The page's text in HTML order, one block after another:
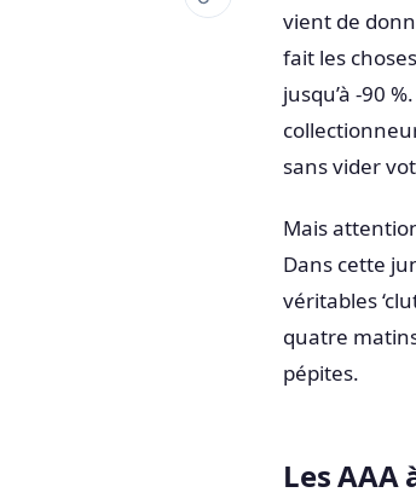
vient de
fait les
jusqu’à -90
sans vider
Mais
Dans cette
véritables
quatre
pépites.
Les